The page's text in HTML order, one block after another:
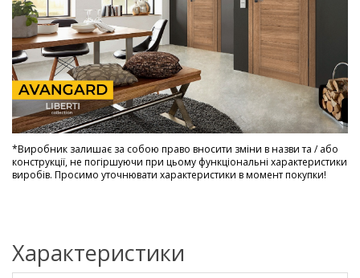
*Виробник залишає за собою право вносити зміни в назви та / або
конструкції, не погіршуючи при цьому функціональні характеристики
виробів. Просимо уточнювати характеристики в момент покупки!
Характеристики